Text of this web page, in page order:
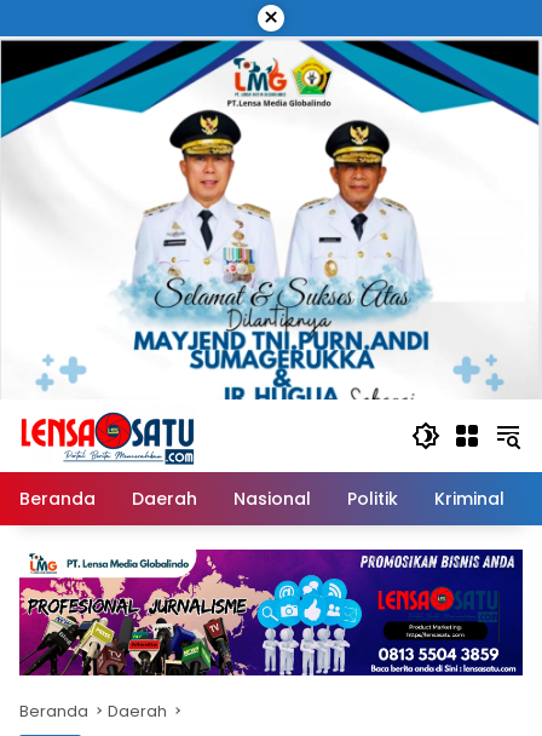
ke
konten
×
Beranda Daerah Nasional Politik Kriminal
Beranda Daerah